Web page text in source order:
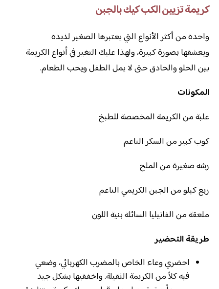
كريمة تزيين الكب كيك بالجبن
واحدة من أكثر الأنواع التي يعتبرها الصغير لذيذة
ويعشقها بصورة كبيرة، ولهذا عليك التغير في أنواع الكريمة
بين الحلو والحادق حتى لا يمل الطفل ويحب الطعام.
المكونات
علبة من الكريمة المخصصة للطبخ
كوب كبير من السكر الناعم
رشه صغيرة من الملح
ربع كيلو من الجبن الكريمي الناعم
ملعقة من الفانيليا السائلة بنية اللون
طريقة التحضير
احضري وعاء الخاص بالمضرب الكهربائي، وضعي
فيه كلاً من الكريمة الثقيلة. واخفقيها بشكل جيد